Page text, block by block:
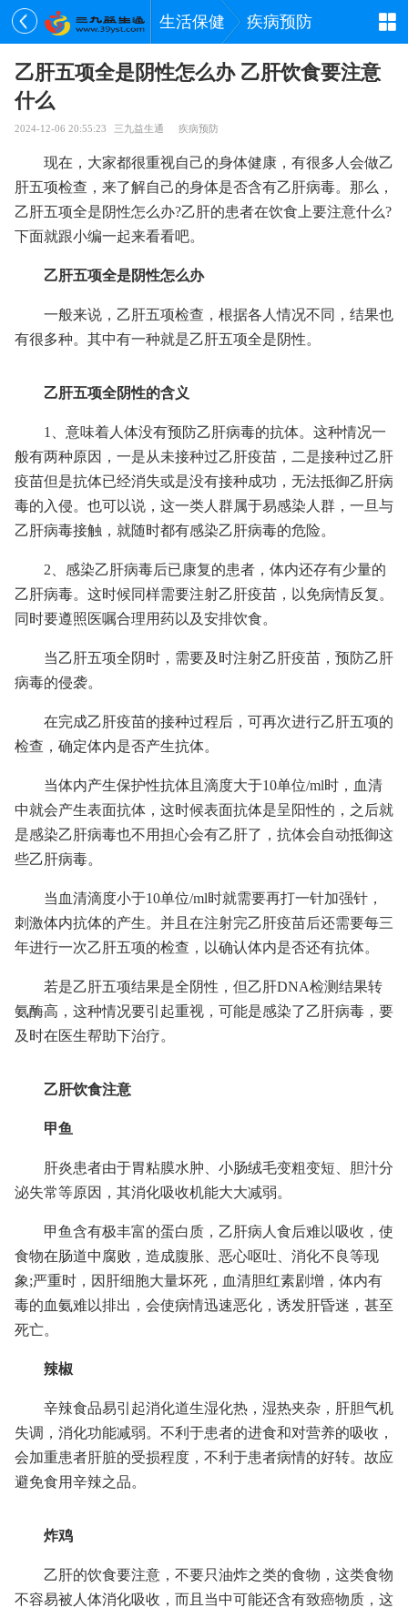
生活保健 疾病预防
乙肝五项全是阴性怎么办 乙肝饮食要注意
什么
2024-12-06 20:55:23 三九益生通 疾病预防
现在，大家都很重视自己的身体健康，有很多人会做乙
肝五项检查，来了解自己的身体是否含有乙肝病毒。那么，
乙肝五项全是阴性怎么办?乙肝的患者在饮食上要注意什么?
下面就跟小编一起来看看吧。
乙肝五项全是阴性怎么办
一般来说，乙肝五项检查，根据各人情况不同，结果也
有很多种。其中有一种就是乙肝五项全是阴性。
乙肝五项全阴性的含义
1、意味着人体没有预防乙肝病毒的抗体。这种情况一
般有两种原因，一是从未接种过乙肝疫苗，二是接种过乙肝
疫苗但是抗体已经消失或是没有接种成功，无法抵御乙肝病
毒的入侵。也可以说，这一类人群属于易感染人群，一旦与
乙肝病毒接触，就随时都有感染乙肝病毒的危险。
2、感染乙肝病毒后已康复的患者，体内还存有少量的
乙肝病毒。这时候同样需要注射乙肝疫苗，以免病情反复。
同时要遵照医嘱合理用药以及安排饮食。
当乙肝五项全阴时，需要及时注射乙肝疫苗，预防乙肝
病毒的侵袭。
在完成乙肝疫苗的接种过程后，可再次进行乙肝五项的
检查，确定体内是否产生抗体。
当体内产生保护性抗体且滴度大于10单位/ml时，血清
中就会产生表面抗体，这时候表面抗体是呈阳性的，之后就
是感染乙肝病毒也不用担心会有乙肝了，抗体会自动抵御这
些乙肝病毒。
当血清滴度小于10单位/ml时就需要再打一针加强针，
刺激体内抗体的产生。并且在注射完乙肝疫苗后还需要每三
年进行一次乙肝五项的检查，以确认体内是否还有抗体。
若是乙肝五项结果是全阴性，但乙肝DNA检测结果转
氨酶高，这种情况要引起重视，可能是感染了乙肝病毒，要
及时在医生帮助下治疗。
乙肝饮食注意
甲鱼
肝炎患者由于胃粘膜水肿、小肠绒毛变粗变短、胆汁分
泌失常等原因，其消化吸收机能大大减弱。
甲鱼含有极丰富的蛋白质，乙肝病人食后难以吸收，使
食物在肠道中腐败，造成腹胀、恶心呕吐、消化不良等现
象;严重时，因肝细胞大量坏死，血清胆红素剧增，体内有
毒的血氨难以排出，会使病情迅速恶化，诱发肝昏迷，甚至
死亡。
辣椒
辛辣食品易引起消化道生湿化热，湿热夹杂，肝胆气机
失调，消化功能减弱。不利于患者的进食和对营养的吸收，
会加重患者肝脏的受损程度，不利于患者病情的好转。故应
避免食用辛辣之品。
炸鸡
乙肝的饮食要注意，不要只油炸之类的食物，这类食物
不容易被人体消化吸收，而且当中可能还含有致癌物质，这